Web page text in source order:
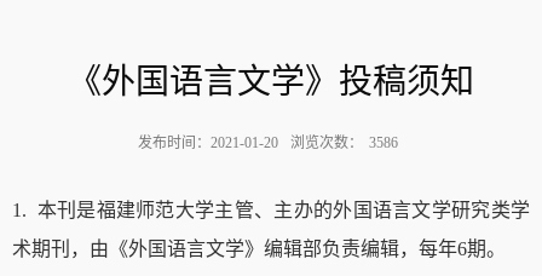
《外国语言文学》投稿须知
发布时间：2021-01-20 浏览次数： 3586
1. 本刊是福建师范大学主管、主办的外国语言文学研究类学
术期刊，由《外国语言文学》编辑部负责编辑，每年6期。